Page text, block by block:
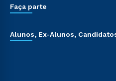
Faça parte
Alunos, Ex-Alunos,